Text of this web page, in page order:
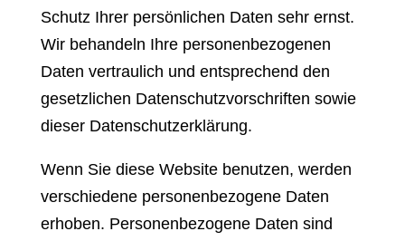
Schutz Ihrer persönlichen Daten sehr ernst.
Wir behandeln Ihre personenbezogenen
Daten vertraulich und entsprechend den
gesetzlichen Datenschutzvorschriften sowie
dieser Datenschutzerklärung.
Wenn Sie diese Website benutzen, werden
verschiedene personenbezogene Daten
erhoben. Personenbezogene Daten sind